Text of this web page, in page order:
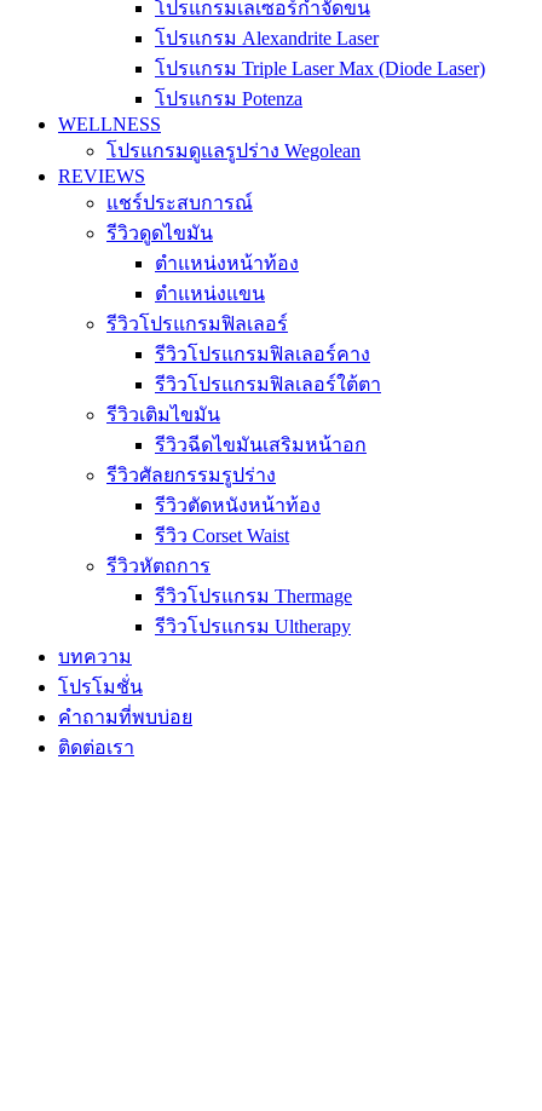
โปรแกรมเลเซอร์กำจัดขน
โปรแกรม Alexandrite Laser
โปรแกรม Triple Laser Max (Diode Laser)
โปรแกรม Potenza
WELLNESS
โปรแกรมดูแลรูปร่าง Wegolean
REVIEWS
แชร์ประสบการณ์
รีวิวดูดไขมัน
ตำแหน่งหน้าท้อง
ตำแหน่งแขน
รีวิวโปรแกรมฟิลเลอร์
รีวิวโปรแกรมฟิลเลอร์คาง
รีวิวโปรแกรมฟิลเลอร์ใต้ตา
รีวิวเติมไขมัน
รีวิวฉีดไขมันเสริมหน้าอก
รีวิวศัลยกรรมรูปร่าง
รีวิวตัดหนังหน้าท้อง
รีวิว Corset Waist
รีวิวหัตถการ
รีวิวโปรแกรม Thermage
รีวิวโปรแกรม Ultherapy
บทความ
โปรโมชั่น
คำถามที่พบบ่อย
ติดต่อเรา